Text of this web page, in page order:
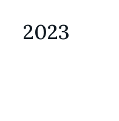
2023